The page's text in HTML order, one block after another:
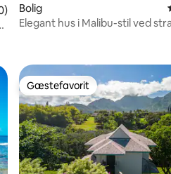
5 i gennemsnitlig bedømmelse,
Bolig
Elegant hus i Malibu-stil ved
Gæstefavorit
Gæstefavorit